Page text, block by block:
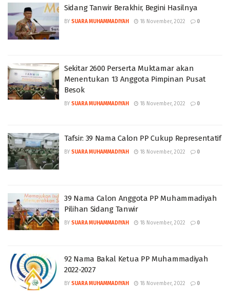
Sidang Tanwir Berakhir, Begini Hasilnya
BY SUARA MUHAMMADIYAH 18 November, 2022 0
Sekitar 2600 Perserta Muktamar akan
Menentukan 13 Anggota Pimpinan Pusat
Besok
BY SUARA MUHAMMADIYAH 18 November, 2022 0
Tafsir: 39 Nama Calon PP Cukup Representatif
BY SUARA MUHAMMADIYAH 18 November, 2022 0
39 Nama Calon Anggota PP Muhammadiyah
Pilihan Sidang Tanwir
BY SUARA MUHAMMADIYAH 18 November, 2022 0
92 Nama Bakal Ketua PP Muhammadiyah
2022-2027
BY SUARA MUHAMMADIYAH 18 November, 2022 0